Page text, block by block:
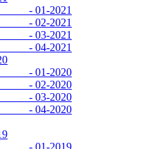
2021
2021
2021
2021
2020
2020
2020
2020
2019